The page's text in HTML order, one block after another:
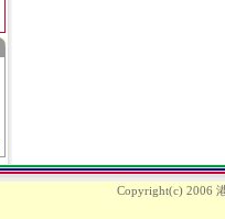
Copyright(c) 2006